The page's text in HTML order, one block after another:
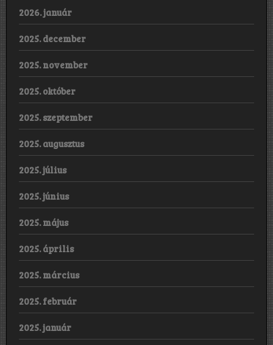
2026. január
2025. december
2025. november
2025. október
2025. szeptember
2025. augusztus
2025. július
2025. június
2025. május
2025. április
2025. március
2025. február
2025. január